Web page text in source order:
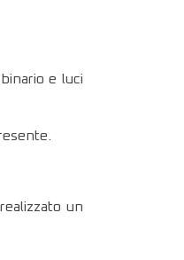
e luci
un